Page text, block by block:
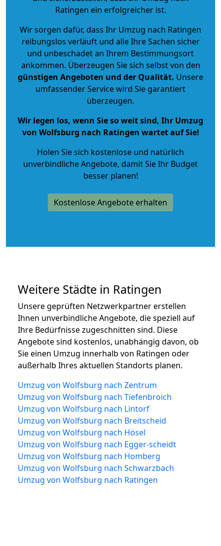
Ratingen ein erfolgreicher ist.
Wir sorgen dafür, dass Ihr Umzug nach Ratingen
reibungslos verläuft und alle Ihre Sachen sicher
und unbeschadet an Ihrem Bestimmungsort
ankommen. Überzeugen Sie sich selbst von den
günstigen Angeboten und der Qualität. Unsere
umfassender Service wird Sie garantiert
überzeugen.
Wir legen los, wenn Sie so weit sind, Ihr Umzug
von Wolfsburg nach Ratingen wartet auf Sie!
Holen Sie sich kostenlose und natürlich
unverbindliche Angebote, damit Sie Ihr Budget
besser planen!
Kostenlose Angebote erhalten
Weitere Städte in Ratingen
Unsere geprüften Netzwerkpartner erstellen
Ihnen unverbindliche Angebote, die speziell auf
Ihre Bedürfnisse zugeschnitten sind. Diese
Angebote sind kostenlos, unabhängig davon, ob
Sie einen Umzug innerhalb von Ratingen oder
außerhalb Ihres aktuellen Standorts planen.
Umzug von Wolfsburg nach Zentrum
Umzug von Wolfsburg nach Tiefenbroich
Umzug von Wolfsburg nach Lintorf
Umzug von Wolfsburg nach Breitscheid
Umzug von Wolfsburg nach Hösel
Umzug von Wolfsburg nach Egger-scheidt
Umzug von Wolfsburg nach Homberg
Umzug von Wolfsburg nach Schwarzbach
Umzug von Wolfsburg nach Ratingen